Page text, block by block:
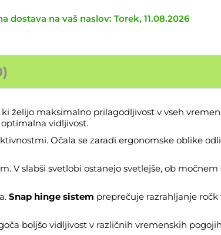
dostava na vaš naslov: Torek, 11.08.2026
želijo maksimalno prilagodljivost v vseh
vidljivost.
Očala se zaradi ergonomske oblike
V slabši svetlobi ostanejo svetlejše, ob
Snap hinge sistem preprečuje razrahljanje
boljšo vidljivost v različnih vremenskih